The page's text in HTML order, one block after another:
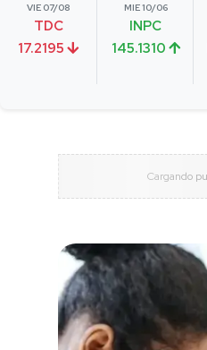
VIE 07/08
TDC
17.2195
MIE 10/06
INPC
145.1310